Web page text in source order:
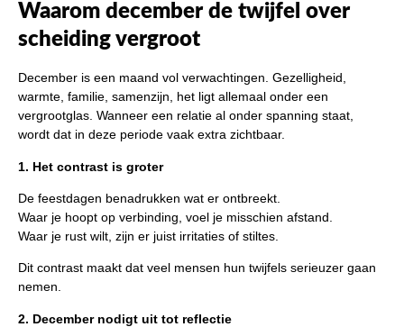
Waarom december de twijfel over
scheiding vergroot
December is een maand vol verwachtingen. Gezelligheid,
warmte, familie, samenzijn, het ligt allemaal onder een
vergrootglas. Wanneer een relatie al onder spanning staat,
wordt dat in deze periode vaak extra zichtbaar.
1. Het contrast is groter
De feestdagen benadrukken wat er ontbreekt.
Waar je hoopt op verbinding, voel je misschien afstand.
Waar je rust wilt, zijn er juist irritaties of stiltes.
Dit contrast maakt dat veel mensen hun twijfels serieuzer gaan
nemen.
2. December nodigt uit tot reflectie